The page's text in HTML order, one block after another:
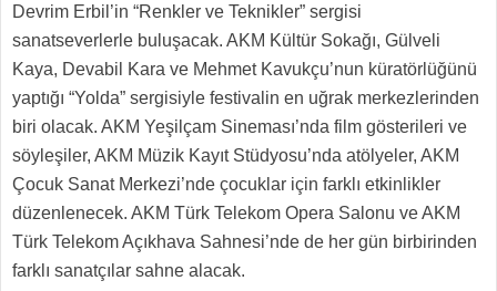
Devrim Erbil’in “Renkler ve Teknikler” sergisi
sanatseverlerle buluşacak. AKM Kültür Sokağı, Gülveli
Kaya, Devabil Kara ve Mehmet Kavukçu’nun küratörlüğünü
yaptığı “Yolda” sergisiyle festivalin en uğrak merkezlerinden
biri olacak. AKM Yeşilçam Sineması’nda film gösterileri ve
söyleşiler, AKM Müzik Kayıt Stüdyosu’nda atölyeler, AKM
Çocuk Sanat Merkezi’nde çocuklar için farklı etkinlikler
düzenlenecek. AKM Türk Telekom Opera Salonu ve AKM
Türk Telekom Açıkhava Sahnesi’nde de her gün birbirinden
farklı sanatçılar sahne alacak.